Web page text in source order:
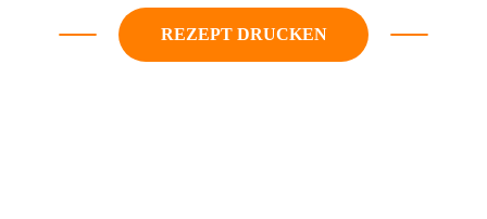
REZEPT DRUCKEN